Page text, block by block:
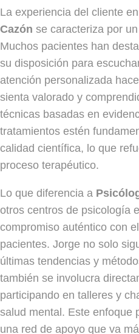
La experiencia del cliente en
Cazón se caracteriza por
Muchos pacientes han
su disposición para
atención personalizada
sienta valorado y
técnicas basadas en
tratamientos estén
calidad científica, lo que
proceso terapéutico.
Lo que diferencia a
otros centros de psicología
compromiso auténtico con
pacientes. Jorge no solo
últimas tendencias y
también se involucra
participando en talleres y
salud mental. Este enfoque
una red de apoyo que va